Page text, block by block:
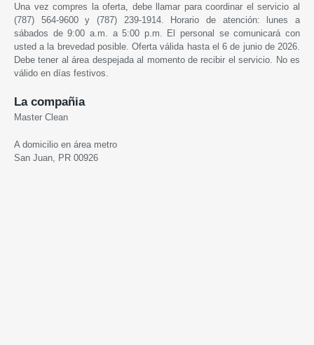
Una vez compres la oferta, debe llamar para coordinar el servicio al
(787) 564-9600 y (787) 239-1914. Horario de atención: lunes a
sábados de 9:00 a.m. a 5:00 p.m. El personal se comunicará con
usted a la brevedad posible. Oferta válida hasta el 6 de junio de 2026.
Debe tener al área despejada al momento de recibir el servicio. No es
válido en días festivos.
La compañia
Master Clean
A domicilio en área metro
San Juan, PR 00926